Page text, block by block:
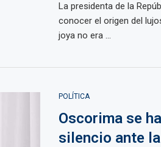
La presidenta de la
conocer el origen del
joya no era ...
POLÍTICA
Oscorima se
silencio ante